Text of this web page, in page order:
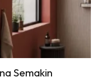
untuk tumbuhan ini
ia agak rapuh dan
menjaganya dengan
Camilla mampu
setiap kediaman.
Semakin